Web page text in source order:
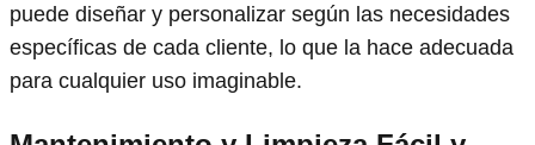
puede diseñar y personalizar según las necesidades
específicas de cada cliente, lo que la hace adecuada
para cualquier uso imaginable.